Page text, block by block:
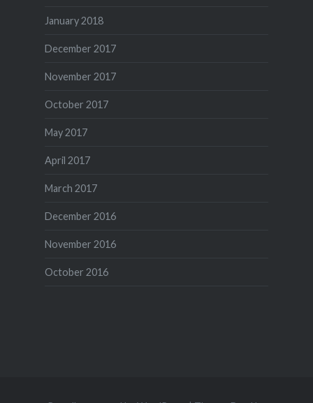
January 2018
December 2017
November 2017
October 2017
May 2017
April 2017
March 2017
December 2016
November 2016
October 2016